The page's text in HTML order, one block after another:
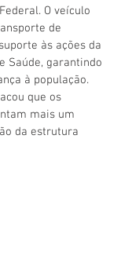
O veículo
de
às ações da
Saúde, garantindo
à população.
que os
mais um
da estrutura